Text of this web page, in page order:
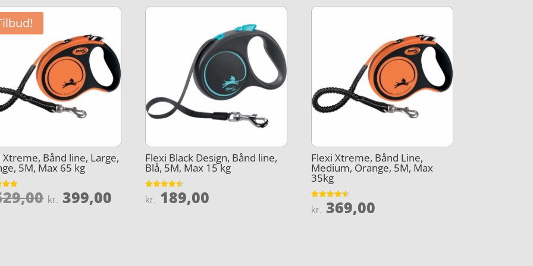
Xtreme, Bånd line, Large,
5M, Max 65 kg
Den
oprindelige
kr. 399,00
Flexi Black Design, Bånd line,
Blå, 5M, Max 15 kg
Vurderet
4.5
kr. 189,00
Flexi Xtreme, Bånd Line,
Medium, Orange, 5M, Max
35kg
Vurderet
4.5
kr. 369,00